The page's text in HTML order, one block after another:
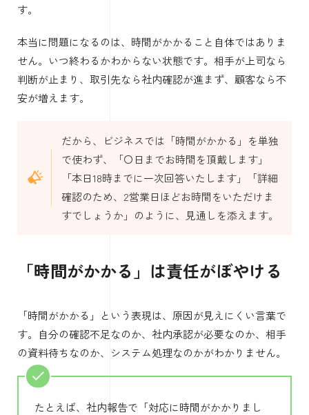
す。
本当に問題になるのは、時間がかかること自体ではありま
せん。いつ終わるかわからない状態です。相手が上司なら
判断が止まり、取引先なら社内確認が進まず、顧客なら不
安が増えます。
だから、ビジネスでは「時間がかかる」を単独
で使わず、「〇日までお時間を頂戴します」
「本日18時までに一次回答いたします」「詳細
確認のため、2営業日ほどお時間をいただけま
すでしょうか」のように、見通しを添えます。
「時間がかかる」は責任がぼやける
「時間がかかる」という表現は、原因が見えにくい言葉で
す。自分の確認不足なのか、社内承認が必要なのか、相手
の資料待ちなのか、システム処理なのかがわかりません。
たとえば、社内報告で「対応に時間がかかりまし